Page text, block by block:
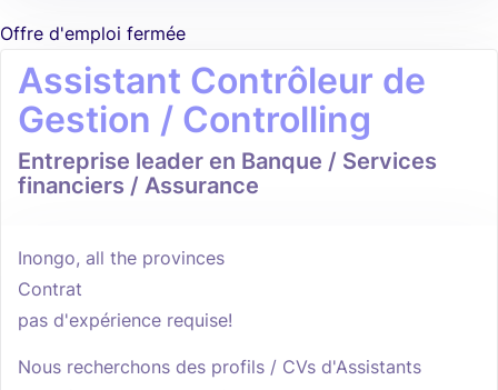
Offre d'emploi fermée
Assistant Contrôleur de
Gestion / Controlling
Entreprise leader en Banque / Services
financiers / Assurance
Inongo, all the provinces
Contrat
pas d'expérience requise!
Nous recherchons des profils / CVs d'Assistants